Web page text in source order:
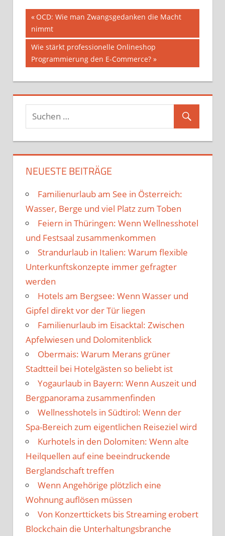
Beitragsnavigation
Vorheriger
Beitrag:
OCD: Wie man Zwangsgedanken die Macht
nimmt
Nächster
Beitrag:
Wie stärkt professionelle Onlineshop
Programmierung den E-Commerce?
NEUESTE BEITRÄGE
Familienurlaub am See in Österreich:
Wasser, Berge und viel Platz zum Toben
Feiern in Thüringen: Wenn Wellnesshotel
und Festsaal zusammenkommen
Strandurlaub in Italien: Warum flexible
Unterkunftskonzepte immer gefragter
werden
Hotels am Bergsee: Wenn Wasser und
Gipfel direkt vor der Tür liegen
Familienurlaub im Eisacktal: Zwischen
Apfelwiesen und Dolomitenblick
Obermais: Warum Merans grüner
Stadtteil bei Hotelgästen so beliebt ist
Yogaurlaub in Bayern: Wenn Auszeit und
Bergpanorama zusammenfinden
Wellnesshotels in Südtirol: Wenn der
Spa-Bereich zum eigentlichen Reiseziel wird
Kurhotels in den Dolomiten: Wenn alte
Heilquellen auf eine beeindruckende
Berglandschaft treffen
Wenn Angehörige plötzlich eine
Wohnung auflösen müssen
Von Konzerttickets bis Streaming erobert
Blockchain die Unterhaltungsbranche